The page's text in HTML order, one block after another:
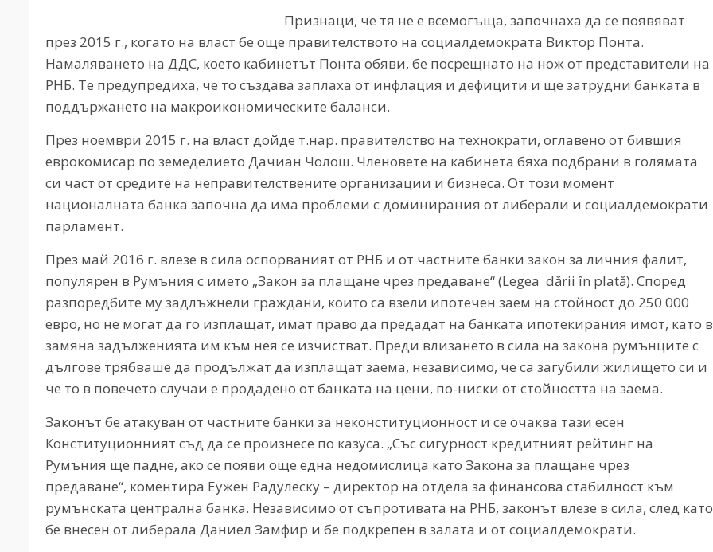
Признаци, че тя не е всемогъща, започнаха да се появяват
през 2015 г., когато на власт бе още правителството на социалдемократа Виктор Понта.
Намаляването на ДДС, което кабинетът Понта обяви, бе посрещнато на нож от представители на
РНБ. Те предупредиха, че то създава заплаха от инфлация и дефицити и ще затрудни банката в
поддържането на макроикономическите баланси.
През ноември 2015 г. на власт дойде т.нар. правителство на технократи, оглавено от бившия
еврокомисар по земеделието Дачиан Чолош. Членовете на кабинета бяха подбрани в голямата
си част от средите на неправителствените организации и бизнеса. От този момент
националната банка започна да има проблеми с доминирания от либерали и социалдемократи
парламент.
През май 2016 г. влезе в сила оспорваният от РНБ и от частните банки закон за личния фалит,
популярен в Румъния с името „Закон за плащане чрез предаване“ (Legea dării în plată). Според
разпоредбите му задлъжнели граждани, които са взели ипотечен заем на стойност до 250 000
евро, но не могат да го изплащат, имат право да предадат на банката ипотекирания имот, като в
замяна задълженията им към нея се изчистват. Преди влизането в сила на закона румънците с
дългове трябваше да продължат да изплащат заема, независимо, че са загубили жилището си и
че то в повечето случаи е продадено от банката на цени, по-ниски от стойността на заема.
Законът бе атакуван от частните банки за неконституционност и се очаква тази есен
Конституционният съд да се произнесе по казуса. „Със сигурност кредитният рейтинг на
Румъния ще падне, ако се появи още една недомислица като Закона за плащане чрез
предаване“, коментира Еужен Радулеску – директор на отдела за финансова стабилност към
румънската централна банка. Независимо от съпротивата на РНБ, законът влезе в сила, след като
бе внесен от либерала Даниел Замфир и бе подкрепен в залата и от социалдемократи.